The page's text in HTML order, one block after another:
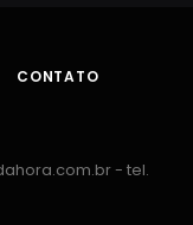
CONTATO
- tel.